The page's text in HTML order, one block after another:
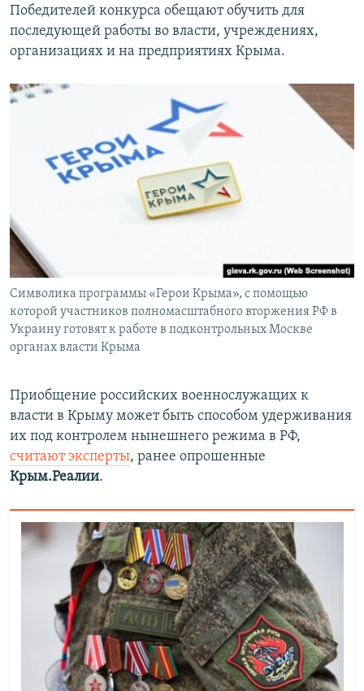
Победителей конкурса обещают обучить для
последующей работы во власти, учреждениях,
организациях и на предприятиях Крыма.
Символика программы «Герои Крыма», с помощью
которой участников полномасштабного вторжения РФ в
Украину готовят к работе в подконтрольных Москве
органах власти Крыма
Приобщение российских военнослужащих к
власти в Крыму может быть способом удерживания
их под контролем нынешнего режима в РФ,
считают эксперты, ранее опрошенные
Крым.Реалии.